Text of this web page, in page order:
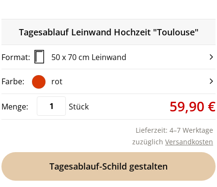
Tagesablauf Leinwand Hochzeit "Toulouse"
50 x 70 cm Leinwand
rot
Stück 59,90 €
Lieferzeit: 4–7 Werktage
zuzüglich Versandkosten
Tagesablauf-Schild gestalten